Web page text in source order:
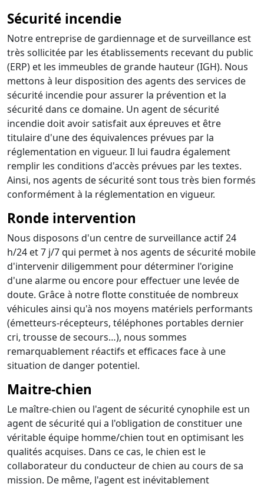
Sécurité incendie
Notre entreprise de gardiennage et de surveillance est
très sollicitée par les établissements recevant du public
(ERP) et les immeubles de grande hauteur (IGH). Nous
mettons à leur disposition des agents des services de
sécurité incendie pour assurer la prévention et la
sécurité dans ce domaine. Un agent de sécurité
incendie doit avoir satisfait aux épreuves et être
titulaire d'une des équivalences prévues par la
réglementation en vigueur. Il lui faudra également
remplir les conditions d'accès prévues par les textes.
Ainsi, nos agents de sécurité sont tous très bien formés
conformément à la réglementation en vigueur.
Ronde intervention
Nous disposons d'un centre de surveillance actif 24
h/24 et 7 j/7 qui permet à nos agents de sécurité mobile
d'intervenir diligemment pour déterminer l'origine
d'une alarme ou encore pour effectuer une levée de
doute. Grâce à notre flotte constituée de nombreux
véhicules ainsi qu'à nos moyens matériels performants
(émetteurs-récepteurs, téléphones portables dernier
cri, trousse de secours…), nous sommes
remarquablement réactifs et efficaces face à une
situation de danger potentiel.
Maitre-chien
Le maître-chien ou l'agent de sécurité cynophile est un
agent de sécurité qui a l'obligation de constituer une
véritable équipe homme/chien tout en optimisant les
qualités acquises. Dans ce cas, le chien est le
collaborateur du conducteur de chien au cours de sa
mission. De même, l'agent est inévitablement